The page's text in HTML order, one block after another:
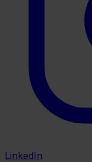
LinkedIn